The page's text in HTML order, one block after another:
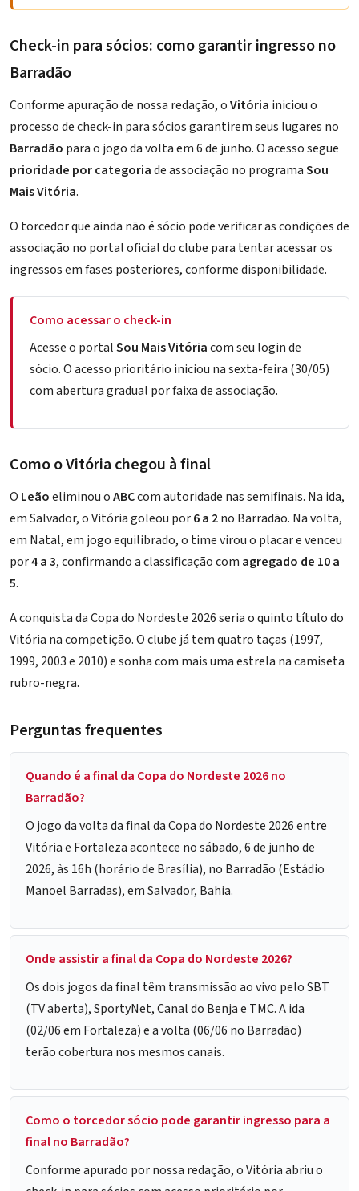
Check-in para sócios: como garantir ingresso no
Barradão
Conforme apuração de nossa redação, oVitória iniciou o
processo de check-in para sócios garantirem seus lugares no
Barradão para o jogo da volta em 6 de junho. O acesso segue
prioridade por categoriade associação no programaSou
Mais Vitória.
O torcedor que ainda não é sócio pode verificar as condições de
associação no portal oficial do clube para tentar acessar os
ingressos em fases posteriores, conforme disponibilidade.
Como acessar o check-in
Acesse o portalSou Mais Vitóriacom seu login de
sócio. O acesso prioritário iniciou na sexta-feira (30/05)
com abertura gradual por faixa de associação.
Como o Vitória chegou à final
O Leãoeliminou oABCcom autoridade nas semifinais. Na ida,
em Salvador, o Vitória goleou por6 a 2no Barradão. Na volta,
em Natal, em jogo equilibrado, o time virou o placar e venceu
por4 a 3, confirmando a classificação com agregado de 10 a
5.
A conquista da Copa do Nordeste 2026 seria o quinto título do
Vitória na competição. O clube já tem quatro taças (1997,
1999, 2003 e 2010) e sonha com mais uma estrela na camiseta
rubro-negra.
Perguntas frequentes
Quando é a final da Copa do Nordeste 2026 no
Barradão?
O jogo da volta da final da Copa do Nordeste 2026 entre
Vitória e Fortaleza acontece no sábado, 6 de junho de
2026, às 16h (horário de Brasília), no Barradão (Estádio
Manoel Barradas), em Salvador, Bahia.
Onde assistir a final da Copa do Nordeste 2026?
Os dois jogos da final têm transmissão ao vivo pelo SBT
(TV aberta), SportyNet, Canal do Benja e TMC. A ida
(02/06 em Fortaleza) e a volta (06/06 no Barradão)
terão cobertura nos mesmos canais.
Como o torcedor sócio pode garantir ingresso para a
final no Barradão?
Conforme apurado por nossa redação, o Vitória abriu o